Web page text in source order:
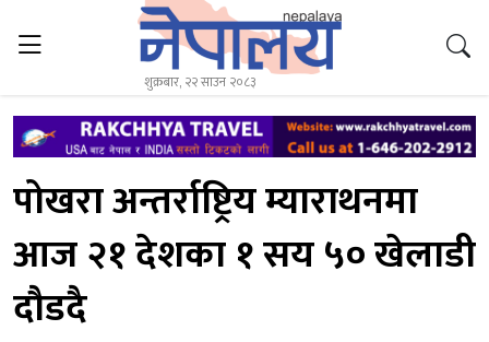
शुक्रबार, २२ साउन २०८३
पोखरा अन्तर्राष्ट्रिय म्याराथनमा
आज २१ देशका १ सय ५० खेलाडी
दौडदै